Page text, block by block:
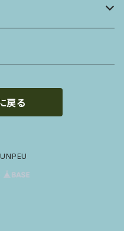
戻る